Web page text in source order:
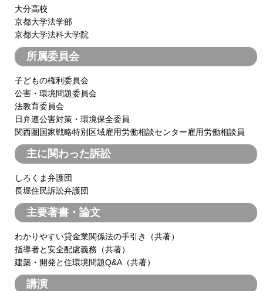
大分高校
京都大学法学部
京都大学法科大学院
所属委員会
子どもの権利委員会
公害・環境問題委員会
法教育委員会
日弁連公害対策・環境保全委員
関西圏国家戦略特別区域雇用労働相談センター雇用労働相談員
主に関わった訴訟
しろくま弁護団
長堀住民訴訟弁護団
主要著書・論文
わかりやすい貸金業関係法の手引き（共著）
指導者と安全配慮義務（共著）
建築・開発と住環境問題Q&A（共著）
講演